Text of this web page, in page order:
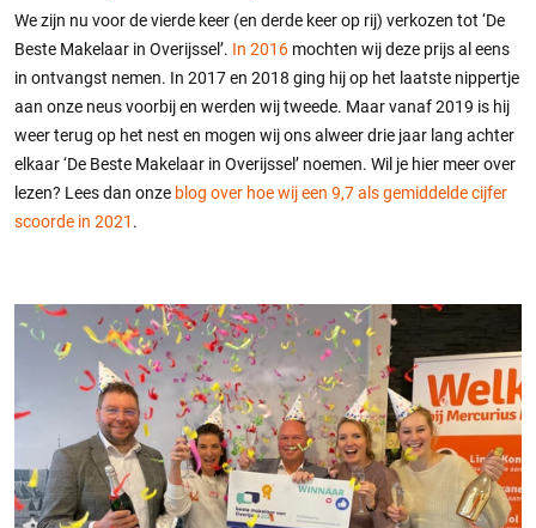
We zijn nu voor de vierde keer (en derde keer op rij) verkozen tot ‘De
Beste Makelaar in Overijssel’. In 2016 mochten wij deze prijs al eens
in ontvangst nemen. In 2017 en 2018 ging hij op het laatste nippertje
aan onze neus voorbij en werden wij tweede. Maar vanaf 2019 is hij
weer terug op het nest en mogen wij ons alweer drie jaar lang achter
elkaar ‘De Beste Makelaar in Overijssel’ noemen. Wil je hier meer over
lezen? Lees dan onze blog over hoe wij een 9,7 als gemiddelde cijfer
scoorde in 2021 .